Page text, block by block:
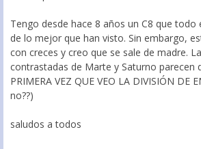
Tengo desde hace 8 años un C8 que todo
de lo mejor que han visto. Sin embargo,
con creces y creo que se sale de madre.
contrastadas de Marte y Saturno parecen
PRIMERA VEZ QUE VEO LA DIVISIÓN DE
no??)
saludos a todos